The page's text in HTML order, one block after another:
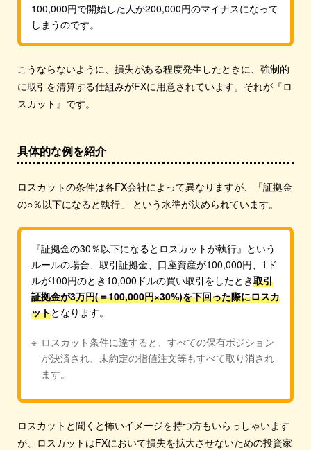
100,000円で開始した人が200,000円のマイナスになって
しまうのです。
こうならないように、損失がある程度発生したときに、強制的
に取引を清算する仕組みがFXに用意されています。それが『ロ
スカット』です。
具体的な例を紹介
ロスカットの条件は各FX会社によって異なりますが、「証拠金
の○％以下になると執行」 という水準が決められています。
『証拠金の30％以下になるとロスカットが執行』という
ルールの場合、取引証拠金、口座資産が100,000円、1ド
ルが100円のとき10,000ドルの買い取引をしたとき取引
証拠金が3万円(＝100,000円×30%)を下回った際にロスカ
ットとなります。
ロスカット条件に達すると、すべての保有ポジション
が決済され、未約定の指値注文等もすべて取り消され
ます。
ロスカットと聞くと怖いイメージを持つ方もいらっしゃいます
が、ロスカットはFXにおいて損失を拡大させないための投資家